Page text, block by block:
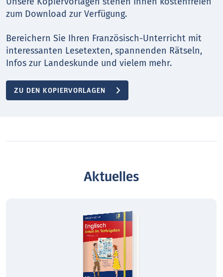
zum Download zur Verfügung.
Bereichern Sie Ihren Französisch-Unterricht mit
interessanten Lesetexten, spannenden Rätseln,
Infos zur Landeskunde und vielem mehr.
ZU DEN KOPIERVORLAGEN
Aktuelles